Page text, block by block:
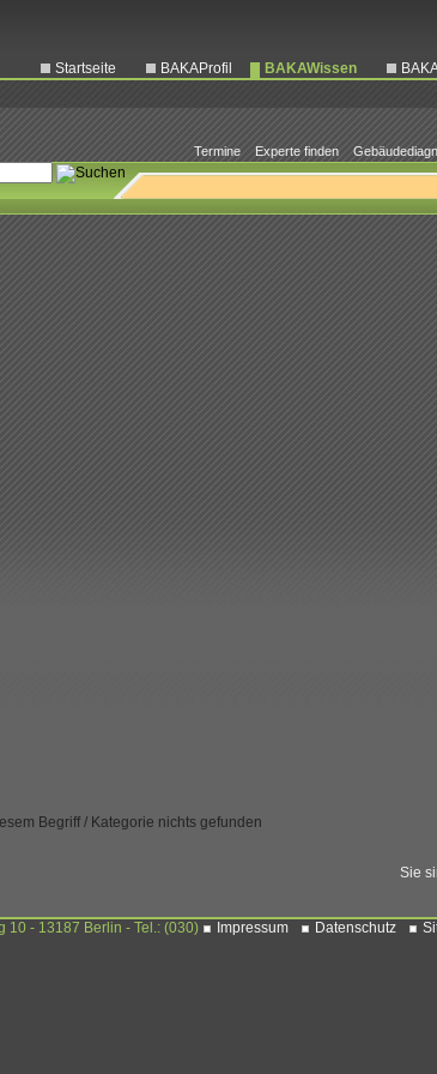
Startseite BAKAProfil BAKAWissen
Experte finden
Termine
Begriff / Kategorie nichts gefunden
Sie
Impressum Datenschutz
10 - 13187 Berlin - Tel.: (030)